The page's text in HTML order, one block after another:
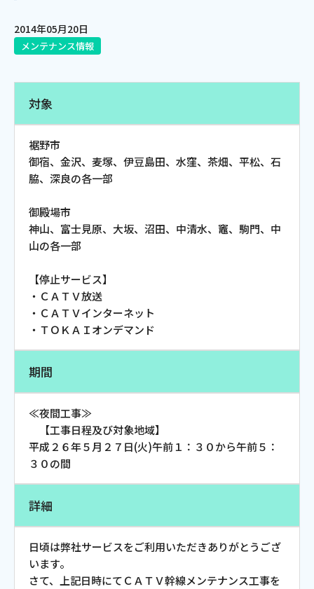
電話
動画配信
おトクな情報 料金案内
対応エリア
受付時間：9:30〜18:00 年中無休
Webメール
2014年05月20日
メンテナンス情報
対象
裾野市
御宿、金沢、麦塚、伊豆島田、水窪、茶畑、平松、石
脇、深良の各一部
御殿場市
神山、富士見原、大坂、沼田、中清水、竈、駒門、中
山の各一部
【停止サービス】
・ＣＡＴＶ放送
・ＣＡＴＶインターネット
・ＴＯＫＡＩオンデマンド
期間
≪夜間工事≫
【工事日程及び対象地域】
平成２６年５月２７日(火)午前１：３０から午前５：
３０の間
詳細
日頃は弊社サービスをご利用いただきありがとうござ
います。
さて、上記日時にてＣＡＴＶ幹線メンテナンス工事を